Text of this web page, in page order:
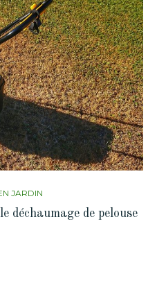
JARDIN
déchaumage de pelouse